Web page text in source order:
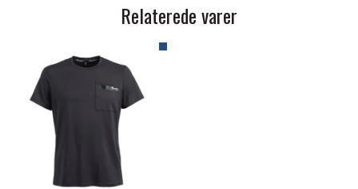
PREMIER EQUINE GROOMING & STALD
PREMIER EQUINE RYTTER
MUSTAD
Relaterede varer